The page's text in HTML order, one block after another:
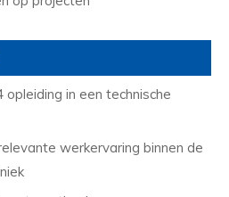
in een technische
werkervaring binnen de